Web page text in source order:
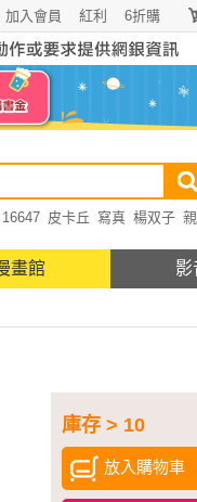
6折購
紅利
加入會員
16647 皮卡丘 寫真 楊双子
畫館 影
庫存 > 10
放入購物車